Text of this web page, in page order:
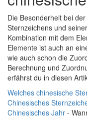
Die Besonderheit bei
Sternzeichens und
Kombination mit dem
Elemente ist auch an
wie auch schon die
Berechnung und
erfährst du in diesen
Welches chinesische
Chinesisches
Chinesisches Jahr -